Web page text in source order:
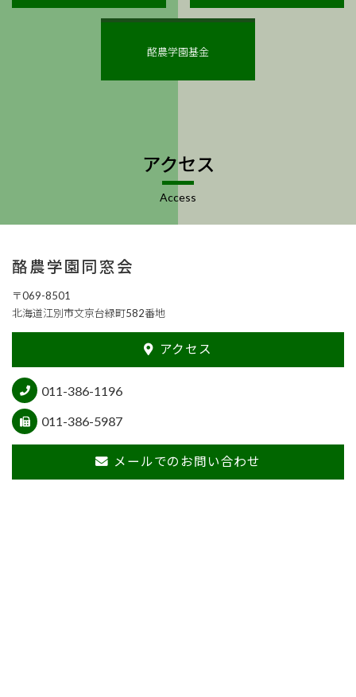
酪農学園基金
アクセス
Access
酪農学園同窓会
〒069-8501
北海道江別市文京台緑町582番地
アクセス
011-386-1196
011-386-5987
メールでのお問い合わせ